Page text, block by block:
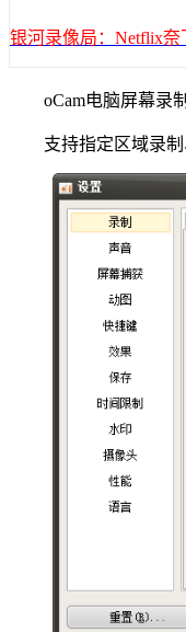
银河录像局：Netflix奈
oCam电脑屏幕录
支持指定区域录